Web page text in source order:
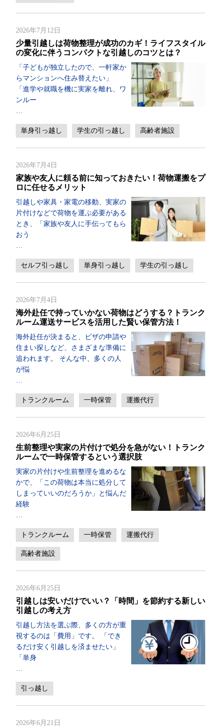
2026年7月12日
少量引越しは荷物整理が成功のカギ！ライフスタイル
の変化に伴うコンパクトな引越しのコツとは？
「子どもが独立したので、一軒家か
らマンションへ住み替えたい」
「進学や就職を機に実家を離れ、ワ
ンルー
単身引っ越し 学生の引っ越し 高齢者施設
2026年7月4日
家族や友人に頼る前に知っておきたい！荷物運搬をプ
ロに任せるメリット
引越しや家具・家電の移動、実家の
片付けなどで荷物を運ぶ必要がある
とき、「家族や友人に手伝ってもら
おう
セルフ引っ越し 単身引っ越し 学生の引っ越し
2026年7月4日
海外赴任で持っていかない荷物はどうする？トランク
ルーム運送サービスを活用した賢い保管方法！
海外赴任が決まると、ビザの申請や
住まい探しなど、さまざまな準備に
追われます。 そんな中、多くの人
が悩
トランクルーム 一時保管 運搬代行
2026年6月25日
生前整理や実家の片付けで処分を急がない！トランク
ルームで一時保管するという選択肢
実家の片付けや生前整理を進めるな
かで、「この荷物は本当に処分して
しまっていいのだろうか」と悩んだ
経験
トランクルーム 一時保管 運搬代行
高齢者施設
2026年6月25日
引越しは安いだけでいい？「時間」を節約する新しい
引越しの考え方
引越し方法を選ぶ際、多くの方が重
視するのは「費用」です。 「でき
るだけ安く引越しを済ませたい」
「単身
引っ越し
2026年6月21日